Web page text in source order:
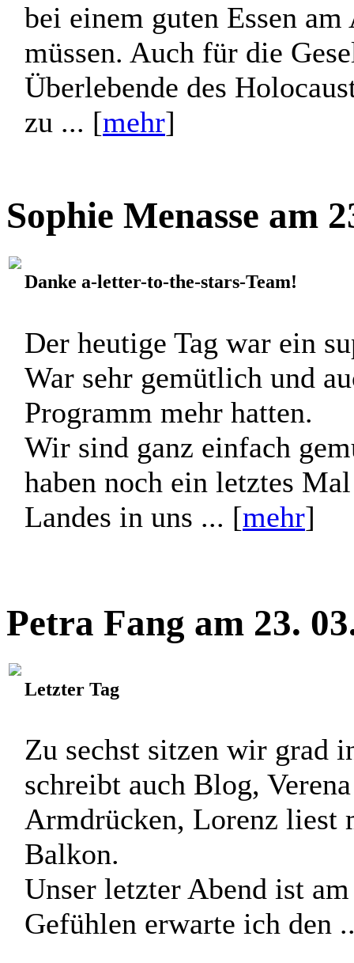
bei einem guten Essen
müssen. Auch für die
Überlebende des
zu ... [mehr]
Sophie Menasse am
Danke a-letter-to-the-stars-Team!
Der heutige Tag war ein
War sehr gemütlich und
Programm mehr hatten.
Wir sind ganz einfach
haben noch ein letztes
Landes in uns ... [mehr]
Petra Fang am 23.
Letzter Tag
Zu sechst sitzen wir grad
schreibt auch Blog,
Armdrücken, Lorenz liest
Balkon.
Unser letzter Abend ist
Gefühlen erwarte ich den